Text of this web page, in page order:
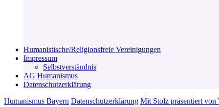
Humanistische/Religionsfreie Vereinigungen
Impressum
Selbstverständnis
AG Humanismus
Datenschutzerklärung
Humanismus Bayern Datenschutzerklärung Mit Stolz präsentiert von